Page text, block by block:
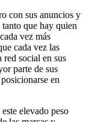
con sus anuncios y
tanto que hay quien
cada vez más
cada vez las
red social en sus
parte de sus
en
elevado peso